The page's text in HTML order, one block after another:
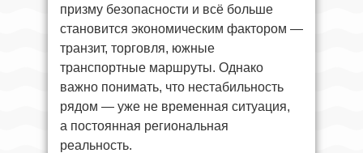
призму безопасности и всё больше
становится экономическим фактором —
транзит, торговля, южные
транспортные маршруты. Однако
важно понимать, что нестабильность
рядом — уже не временная ситуация,
а постоянная региональная
реальность.